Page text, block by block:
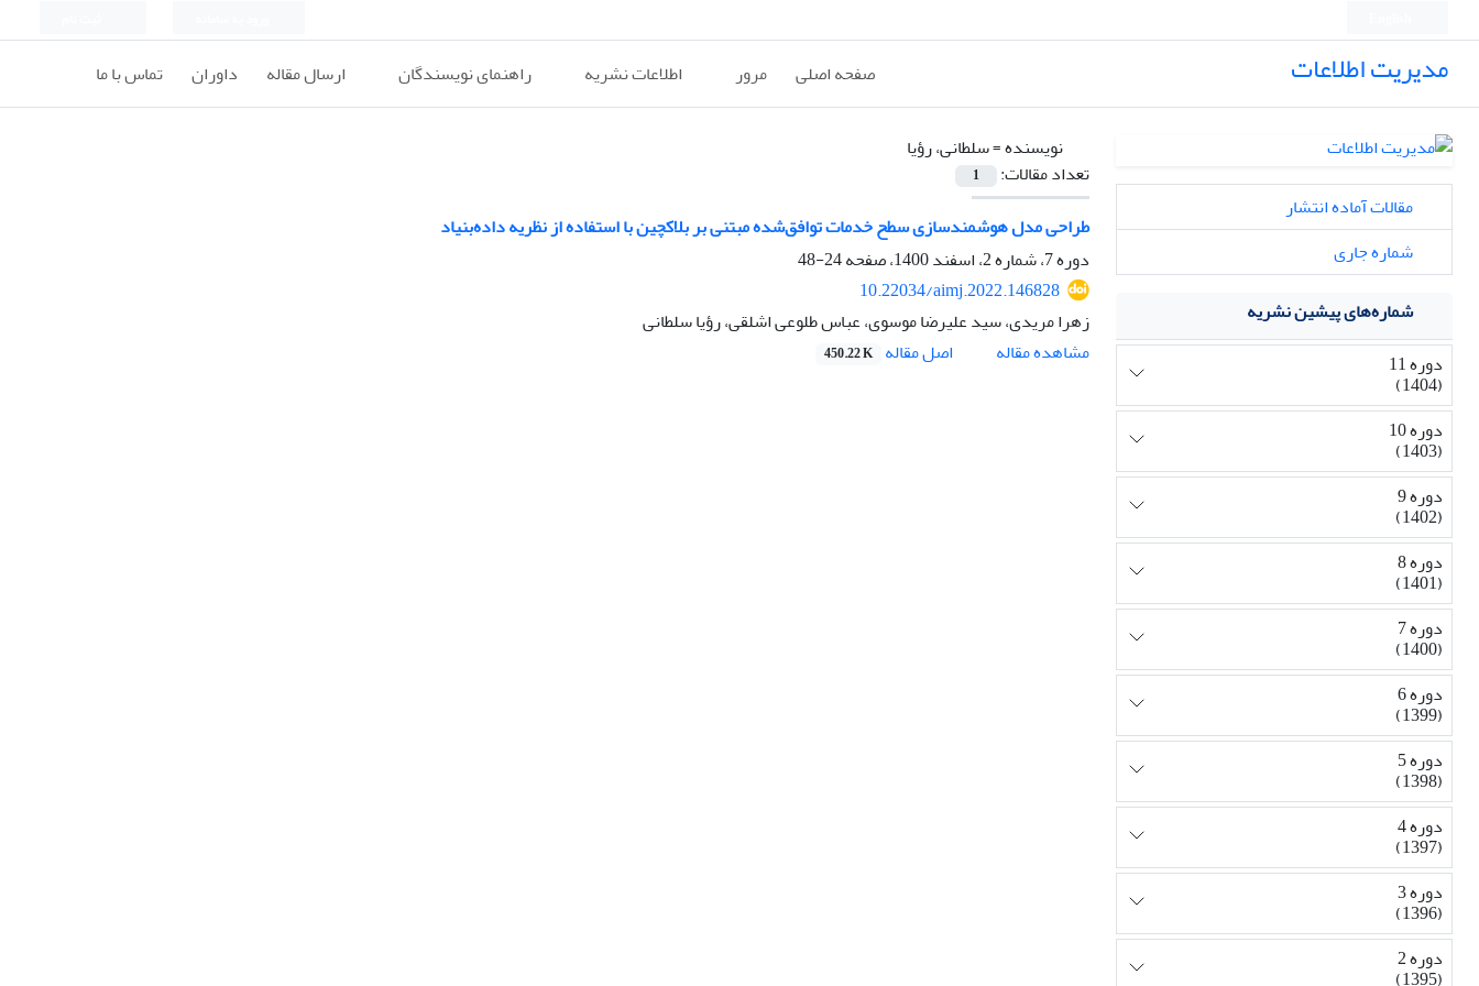
مدیریت اطلاعات صفحه اصلی مرور اطلاعات نشریه راهنمای نویسندگان ارسال مقاله داوران تماس با ما
نویسنده =سلطانی، رؤیا
تعداد مقالات:
1
طراحی مدل هوشمندسازی سطح خدمات توافق‌شده مبتنی بر بلاکچین با استفاده از نظریه داده‌بنیاد
دوره 7، شماره 2، اسفند 1400، صفحه
24-48
10.22034/aimj.2022.146828
زهرا مریدی، سید علیرضا موسوی، عباس طلوعی اشلقی، رؤیا سلطانی
مشاهده مقاله
اصل مقاله 450.22 K
مقالات آماده انتشار
شماره جاری
شماره‌های پیشین نشریه
دوره 11
(1404)
دوره 10
(1403)
دوره 9
(1402)
دوره 8
(1401)
دوره 7
(1400)
دوره 6
(1399)
دوره 5
(1398)
دوره 4
(1397)
دوره 3
(1396)
دوره 2